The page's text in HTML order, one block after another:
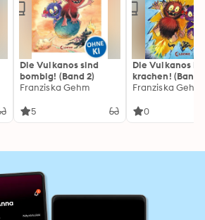
Die Vulkanos sind
bombig! (Band 2)
Franziska Gehm
5
Die Vulkanos
krachen! (Band
Franziska Gehm
0